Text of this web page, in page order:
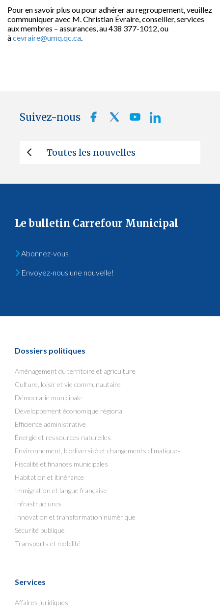
Pour en savoir plus ou pour adhérer au regroupement, veuillez
communiquer avec M. Christian Évraire, conseiller, services
aux membres – assurances, au 438 377-1012, ou
àcevraire@umq.qc.ca.
Suivez-nous
Toutes les nouvelles
Le bulletin Carrefour Municipal
Abonnez-vous!
Envoyez-nous une nouvelle!
Dossiers politiques
Aménagement du territoire et agriculture
Culture, loisir et vie communautaire
Démocratie municipale
Développement économique régional
Efficience administrative
Énergie et ressources naturelles
Environnement, biodiversité et changements climatiques
Fiscalité et finances municipales
Habitation et itinérance
Immigration et langue française
Infrastructures
Innovation et transformation numérique
Sécurité publique
Transports et mobilité
Services
Affaires juridiques